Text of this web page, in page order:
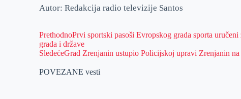
Autor: Redakcija radio televizije Santos
PrethodnoPrvi sportski pasoši Evropskog grada sporta
grada i države
SledećeGrad Zrenjanin ustupio Policijskoj upravi Zrenjanin
POVEZANE vesti